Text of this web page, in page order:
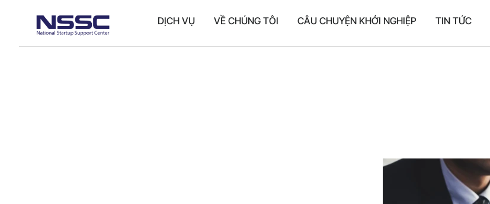
DỊCH VỤ VỀ CHÚNG TÔI CÂU CHUYỆN KHỞI NGHIỆP TIN TỨC